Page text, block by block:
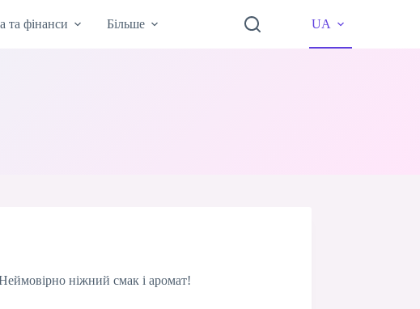
та фінанси Більше UA
ніжний смак і аромат!